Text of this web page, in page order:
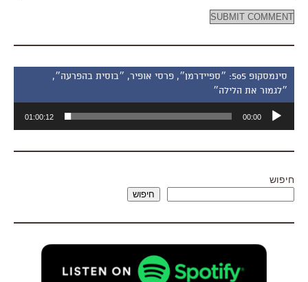
סינמסקופ 505: ״ספיידרמן״, פרסי אופיר, ״בוסית בהפרעה״,
״לגמור את הלילה״
אודיו
00:00
01:00:12
חיפוש
חיפוש